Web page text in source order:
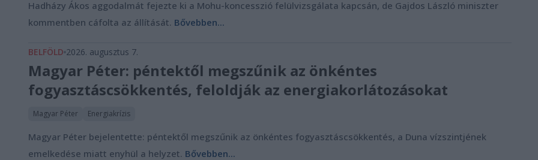
Hadházy Ákos aggodalmát fejezte ki a Mohu-koncesszió felülvizsgálata kapcsán, de Gajdos László miniszter
kommentben cáfolta az állítását. Bővebben...
BELFÖLD 2026. augusztus 7.
Magyar Péter: péntektől megszűnik az önkéntes
fogyasztáscsökkentés, feloldják az energiakorlátozásokat
Magyar Péter Energiakrízis
Magyar Péter bejelentette: péntektől megszűnik az önkéntes fogyasztáscsökkentés, a Duna vízszintjének
emelkedése miatt enyhül a helyzet. Bővebben...